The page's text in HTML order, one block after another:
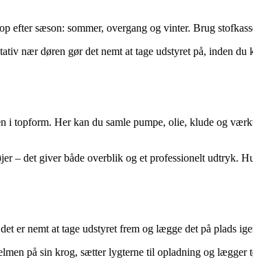
sæson: sommer, overgang og vinter. Brug
nær døren gør det nemt at tage udstyret på, inden
topform. Her kan du samle pumpe, olie, klude og
– det giver både overblik og et professionelt udtryk.
er nemt at tage udstyret frem og lægge det på plads
på sin krog, sætter lygterne til opladning og lægger